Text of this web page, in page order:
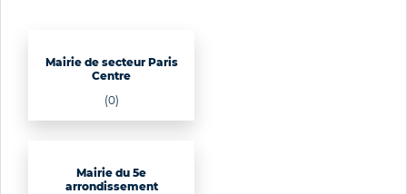
Mairie de secteur Paris
Centre
(0)
Mairie du 5e
arrondissement